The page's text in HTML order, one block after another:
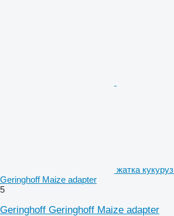
жатка
Geringhoff Maize adapter
5
Geringhoff Geringhoff Maize adapter